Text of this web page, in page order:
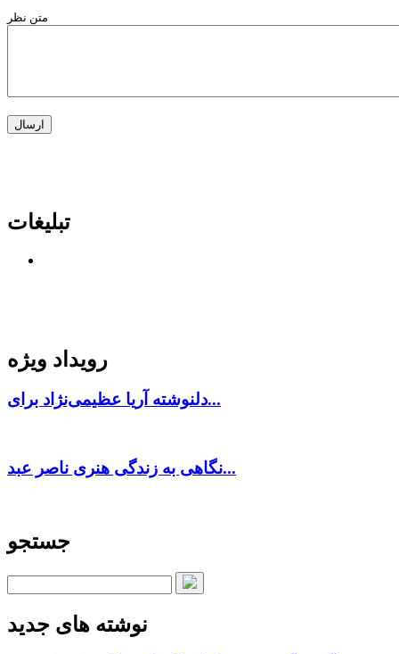
متن نظر
تبلیغات
رویداد ویژه
دلنوشته آریا عظیمی‌نژاد برای...
نگاهی به زندگی هنری ناصر عبد...
جستجو
نوشته های جدید